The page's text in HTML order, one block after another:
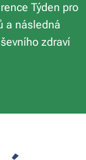
Týden pro
a následná
zdraví